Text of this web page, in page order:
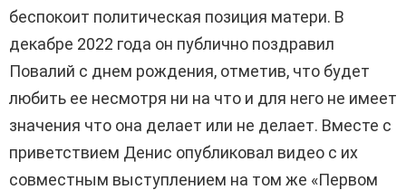
беспокоит политическая позиция матери. В
декабре 2022 года он публично поздравил
Повалий с днем рождения, отметив, что будет
любить ее несмотря ни на что и для него не имеет
значения что она делает или не делает. Вместе с
приветствием Денис опубликовал видео с их
совместным выступлением на том же «Первом